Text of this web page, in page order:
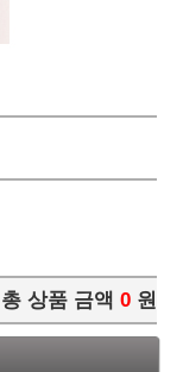
총 상품 금액 0 원